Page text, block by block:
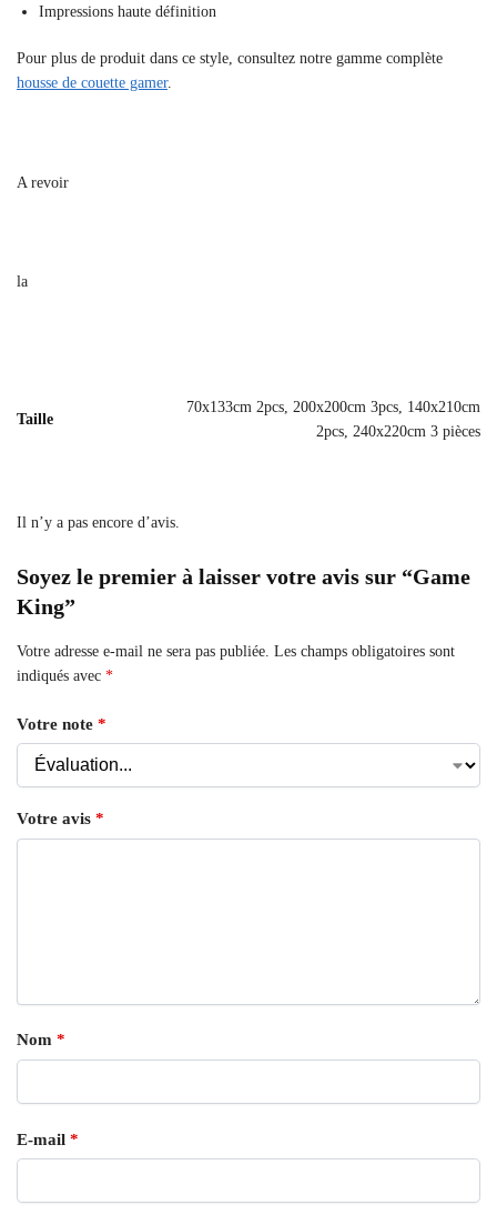
Impressions haute définition
Pour plus de produit dans ce style, consultez notre gamme complète
housse de couette gamer.
A revoir
la
Taille
70x133cm 2pcs, 200x200cm 3pcs, 140x210cm
2pcs, 240x220cm 3 pièces
Il n’y a pas encore d’avis.
Soyez le premier à laisser votre avis sur “Game
King”
Votre adresse e-mail ne sera pas publiée. Les champs obligatoires sont
indiqués avec *
Votre note *
Votre avis *
Nom *
E-mail *